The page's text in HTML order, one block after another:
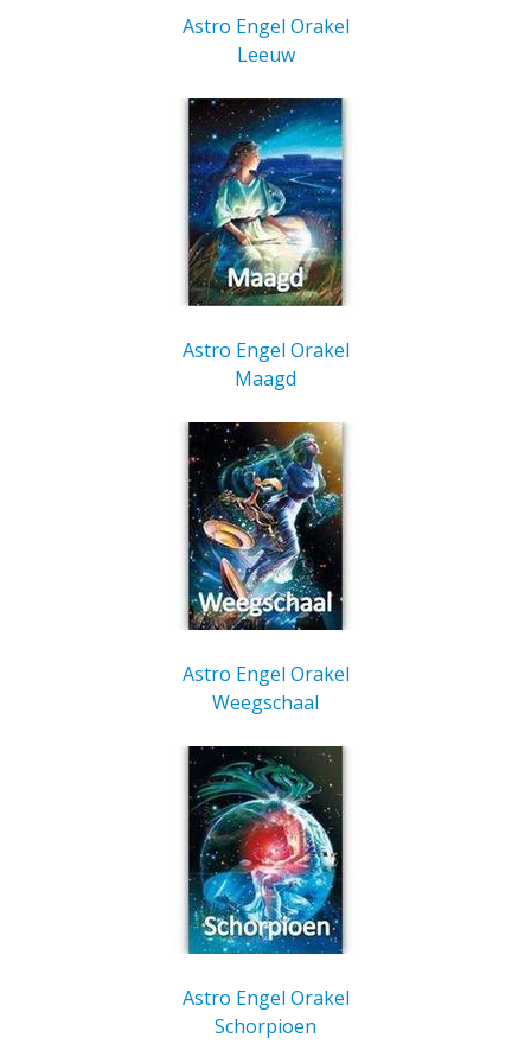
Astro Engel Orakel
Leeuw
Astro Engel Orakel
Maagd
Astro Engel Orakel
Weegschaal
Astro Engel Orakel
Schorpioen